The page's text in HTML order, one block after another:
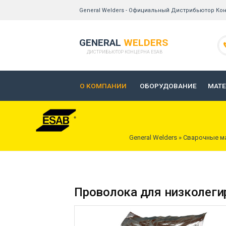
General Welders - Официальный Дистрибьютор
GENERAL WELDERS
ДИСТРИБЬЮТОР КОНЦЕРНА ESAB
О КОМПАНИИ ОБОРУДОВАНИЕ
General Welders» Сварочные
Проволока для